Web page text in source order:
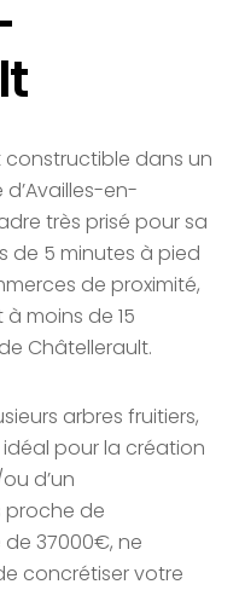
constructible dans un
en-
très prisé pour sa
de 5 minutes à pied
de proximité,
moins de 15
Châtellerault.
arbres fruitiers,
pour la création
d’un
proche de
de 37000€, ne
concrétiser votre